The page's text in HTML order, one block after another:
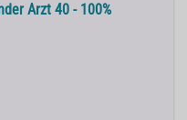
Arzt 40 - 100%